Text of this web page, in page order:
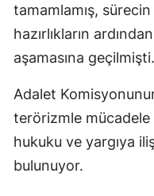
tamamlamış,
hazırlıkların
aşamasına geçilmişti.
Adalet
terörizmle
hukuku ve yargıya
bulunuyor.